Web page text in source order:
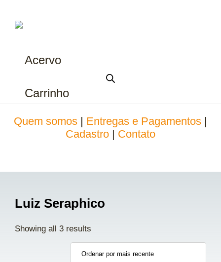
Acervo
Carrinho
Quem somos Entregas e Pagamentos
Cadastro
Contato
Luiz Seraphico
Showing all 3 results